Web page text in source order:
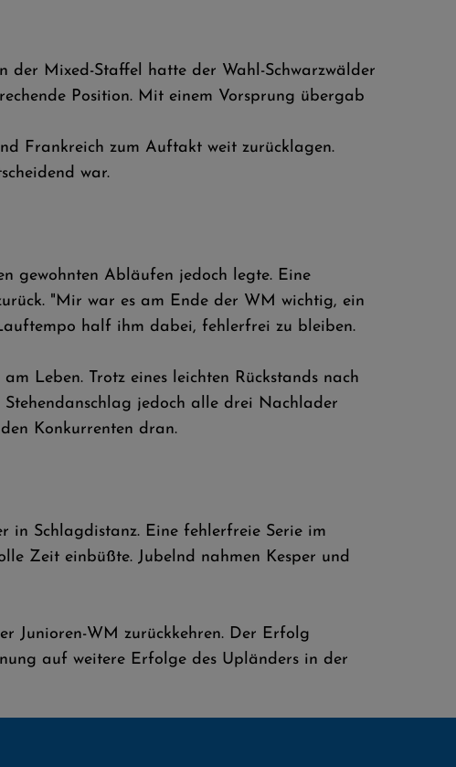
der Mixed-Staffel hatte der Wahl-Schwarzwälder
Position. Mit einem Vorsprung übergab
Frankreich zum Auftakt weit zurücklagen.
war.
gewohnten Abläufen jedoch legte. Eine
"Mir war es am Ende der WM wichtig, ein
half ihm dabei, fehlerfrei zu bleiben.
Leben. Trotz eines leichten Rückstands nach
jedoch alle drei Nachlader
Konkurrenten dran.
in Schlagdistanz. Eine fehlerfreie Serie im
Zeit einbüßte. Jubelnd nahmen Kesper und
Junioren-WM zurückkehren. Der Erfolg
auf weitere Erfolge des Upländers in der